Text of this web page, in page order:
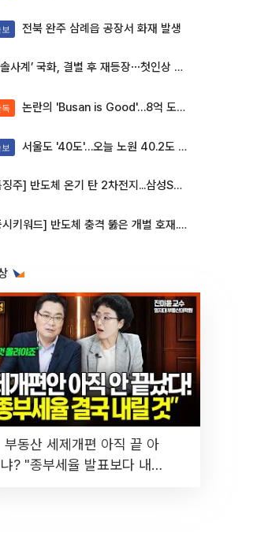
전북 완주 삼례읍 공장서 화재 발생
‘나솔사계’ 국화, 결별 후 재등장⋯첫인상 투표 휩쓸고 ‘인기녀’ 등극
독 논란의 'Busan is Good'…8억 도시브랜드, 용산 대통령실 CI 업체가 수행
서울도 '40도'…오늘 노원 40.2도 기록
[특징주] 반도체 온기 탄 2차전지...삼성SDI, 장 초반 7% 넘게 껑충
[증시키워드] 반도체 충격 뚫은 개별 호재...포스코퓨처엠·에코프로·한화솔루션 '눈길'
부동산 세제개편 아직 끝 아
냐? "종부세율 발표보다 내릴